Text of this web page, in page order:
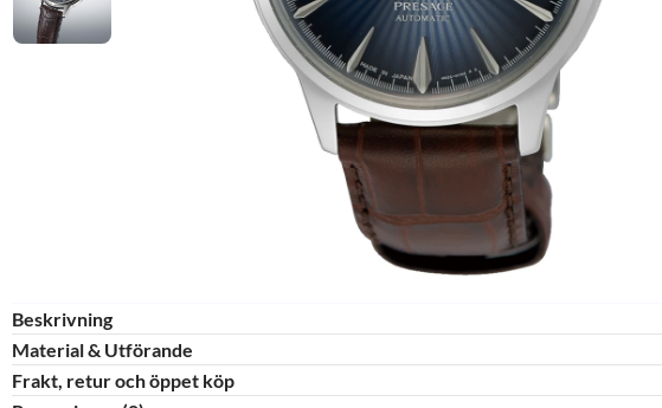
Beskrivning
Material & Utförande​
Frakt, retur och öppet köp